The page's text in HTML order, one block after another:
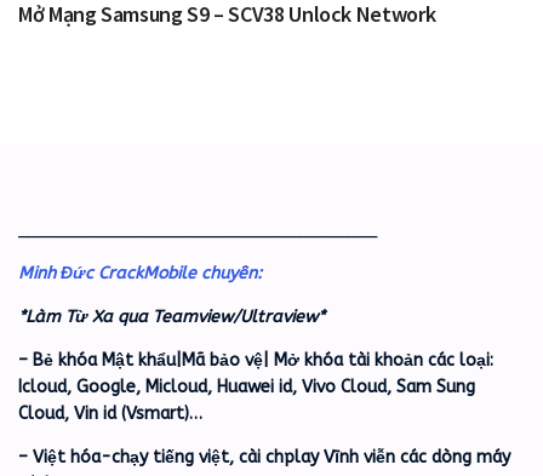
Mở Mạng Samsung S9 – SCV38 Unlock Network
Minh Đức CrackMobile chuyên:
*Làm Từ Xa qua Teamview/Ultraview*
– Bẻ khóa Mật khẩu|Mã bảo vệ| Mở khóa tài khoản các loại:
Icloud, Google, Micloud, Huawei id, Vivo Cloud, Sam Sung
Cloud, Vin id (Vsmart)…
– Việt hóa-chạy tiếng việt, cài chplay Vĩnh viễn các dòng máy